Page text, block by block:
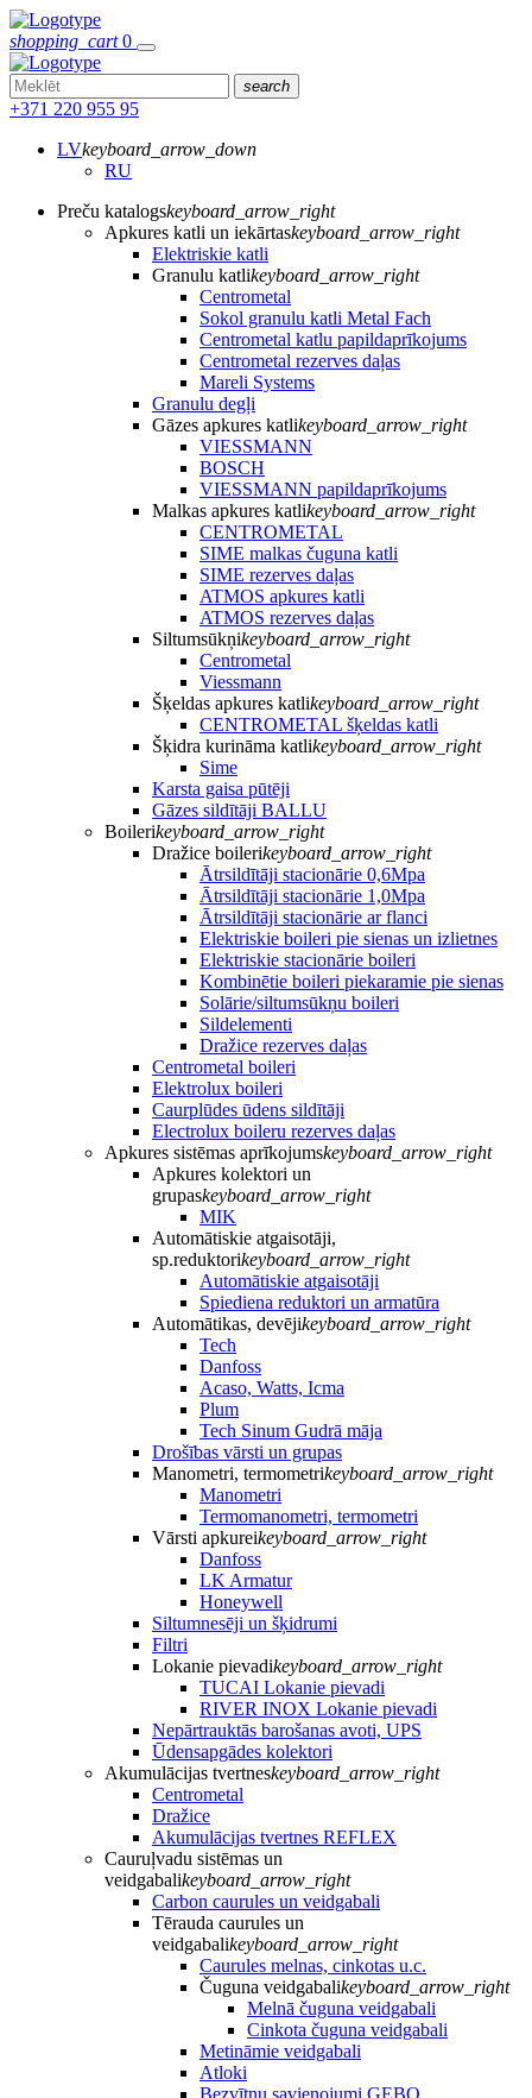
shopping_cart 0
search
+371 220 955 95
LVkeyboard_arrow_down
RU
Preču katalogskeyboard_arrow_right
Apkures katli un iekārtaskeyboard_arrow_right
Elektriskie katli
Granulu katlikeyboard_arrow_right
Centrometal
Sokol granulu katli Metal Fach
Centrometal katlu papildaprīkojums
Centrometal rezerves daļas
Mareli Systems
Granulu degļi
Gāzes apkures katlikeyboard_arrow_right
VIESSMANN
BOSCH
VIESSMANN papildaprīkojums
Malkas apkures katlikeyboard_arrow_right
CENTROMETAL
SIME malkas čuguna katli
SIME rezerves daļas
ATMOS apkures katli
ATMOS rezerves daļas
Siltumsūkņikeyboard_arrow_right
Centrometal
Viessmann
Šķeldas apkures katlikeyboard_arrow_right
CENTROMETAL šķeldas katli
Šķidra kurināma katlikeyboard_arrow_right
Sime
Karsta gaisa pūtēji
Gāzes sildītāji BALLU
Boilerikeyboard_arrow_right
Dražice boilerikeyboard_arrow_right
Ātrsildītāji stacionārie 0,6Mpa
Ātrsildītāji stacionārie 1,0Mpa
Ātrsildītāji stacionārie ar flanci
Elektriskie boileri pie sienas un izlietnes
Elektriskie stacionārie boileri
Kombinētie boileri piekaramie pie sienas
Solārie/siltumsūkņu boileri
Sildelementi
Dražice rezerves daļas
Centrometal boileri
Elektrolux boileri
Caurplūdes ūdens sildītāji
Electrolux boileru rezerves daļas
Apkures sistēmas aprīkojumskeyboard_arrow_right
Apkures kolektori un
grupaskeyboard_arrow_right
MIK
Automātiskie atgaisotāji,
sp.reduktorikeyboard_arrow_right
Automātiskie atgaisotāji
Spiediena reduktori un armatūra
Automātikas, devējikeyboard_arrow_right
Tech
Danfoss
Acaso, Watts, Icma
Plum
Tech Sinum Gudrā māja
Drošības vārsti un grupas
Manometri, termometrikeyboard_arrow_right
Manometri
Termomanometri, termometri
Vārsti apkureikeyboard_arrow_right
Danfoss
LK Armatur
Honeywell
Siltumnesēji un šķidrumi
Filtri
Lokanie pievadikeyboard_arrow_right
TUCAI Lokanie pievadi
RIVER INOX Lokanie pievadi
Nepārtrauktās barošanas avoti, UPS
Ūdensapgādes kolektori
Akumulācijas tvertneskeyboard_arrow_right
Centrometal
Dražice
Akumulācijas tvertnes REFLEX
Cauruļvadu sistēmas un
veidgabalikeyboard_arrow_right
Carbon caurules un veidgabali
Tērauda caurules un
veidgabalikeyboard_arrow_right
Caurules melnas, cinkotas u.c.
Čuguna veidgabalikeyboard_arrow_right
Melnā čuguna veidgabali
Cinkota čuguna veidgabali
Metināmie veidgabali
Atloki
Bezvītņu savienojumi GEBO